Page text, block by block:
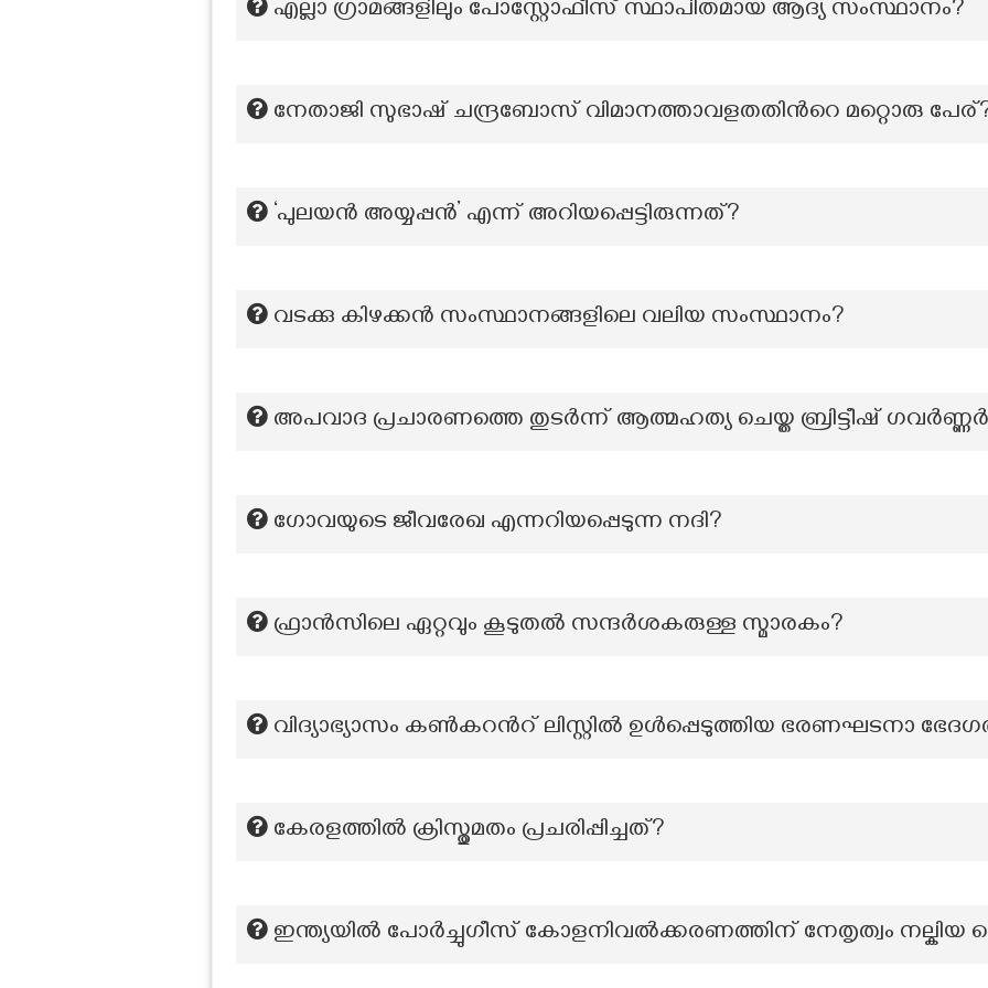
എല്ലാ ഗ്രാമങ്ങളിലും പോസ്റ്റോഫീസ് സ്ഥാപിതമായ ആദ്യ സംസ്ഥാനം?
നേതാജി സുഭാഷ് ചന്ദ്രബോസ് വിമാനത്താവളതതിന്‍റെ മറ്റൊരു
‘പുലയൻ അയ്യപ്പൻ’ എന്ന് അറിയപ്പെട്ടിരുന്നത്?
വടക്കു കിഴക്കന്‍ സംസ്ഥാനങ്ങളിലെ വലിയ സ‍ംസ്ഥാനം?
അപവാദ പ്രചാരണത്തെ തുടർന്ന് ആത്മഹത്യ ചെയ്ത ബ്രിട്ടീഷ്
ഗോവയുടെ ജീവരേഖ എന്നറിയപ്പെടുന്ന നദി?
ഫ്രാൻസിലെ ഏറ്റവും കൂടുതൽ സന്ദർശകരുള്ള സ്മാരകം?
വിദ്യാഭ്യാസം കൺകറന്‍റ് ലിസ്റ്റിൽ ഉൾപ്പെടുത്തിയ ഭരണഘടനാ
കേരളത്തിൽ ക്രിസ്തുമതം പ്രചരിപ്പിച്ചത്?
ഇന്ത്യയിൽ പോർച്ചുഗീസ് കോളനിവൽക്കരണത്തിന് നേതൃത്വം നല്കിയ